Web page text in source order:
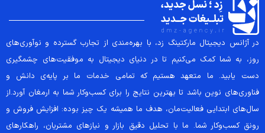
در آژانس دیجیتال مارکتینگ زد، با بهره‌مندی از تجارب گسترده و نوآوری‌های
روز، به شما کمک می‌کنیم تا در دنیای دیجیتال به موفقیت‌های چشمگیری
دست یابید. ما متعهد هستیم که تمامی خدمات ما بر پایه‌ی دانش و
فناوری‌های نوین باشد تا بهترین نتایج را برای کسب‌وکار شما به ارمغان آورد.از
سال‌های ابتدایی فعالیت‌مان، هدف ما همیشه یک چیز بوده: افزایش فروش و
رونق کسب‌وکار شما. ما با تحلیل دقیق بازار و نیازهای مشتریان، راهکارهای